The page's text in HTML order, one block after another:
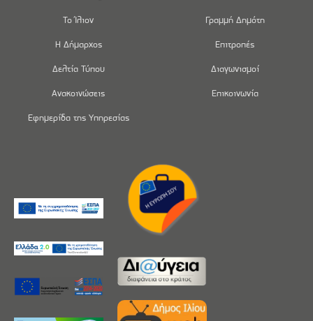
Το Ίλιον
Η Δήμαρχος
Δελτία Τύπου
Ανακοινώσεις
Εφημερίδα της Υπηρεσίας
Γραμμή Δημότη
Επιτροπές
Διαγωνισμοί
Επικοινωνία